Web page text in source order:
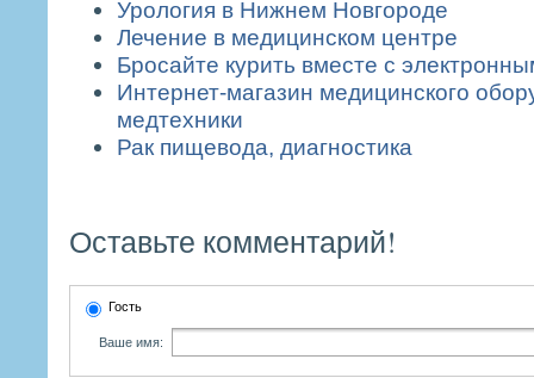
Урология в Нижнем Новгороде
Лечение в медицинском центре
Бросайте курить вместе с
Интернет-магазин медицинского
медтехники
Рак пищевода, диагностика
Оставьте комментарий!
Гость
Ваше имя: